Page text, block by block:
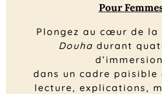
Pour
Plongez au cœur de la
Douha durant
dans un cadre paisible
lecture, explications,